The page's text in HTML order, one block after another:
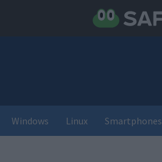
Windows Linux Smartphones